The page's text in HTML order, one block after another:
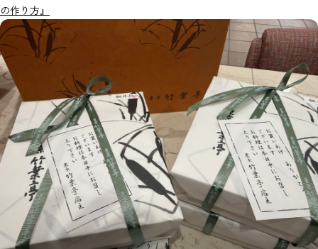
の作り方』